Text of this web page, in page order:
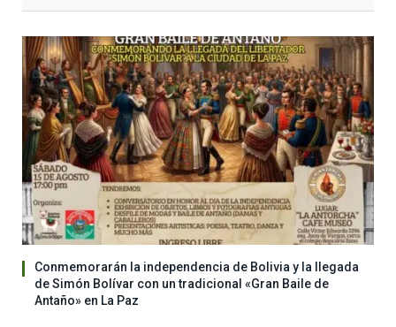
Conmemorarán la independencia de Bolivia y la llegada
de Simón Bolívar con un tradicional «Gran Baile de
Antaño» en La Paz